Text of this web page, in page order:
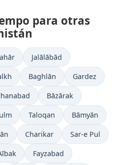
para otras
Jalālābād
Baghlān Gardez
Bāzārak
Taloqan Bāmyān
Charikar Sar-e Pul
Fayzabad